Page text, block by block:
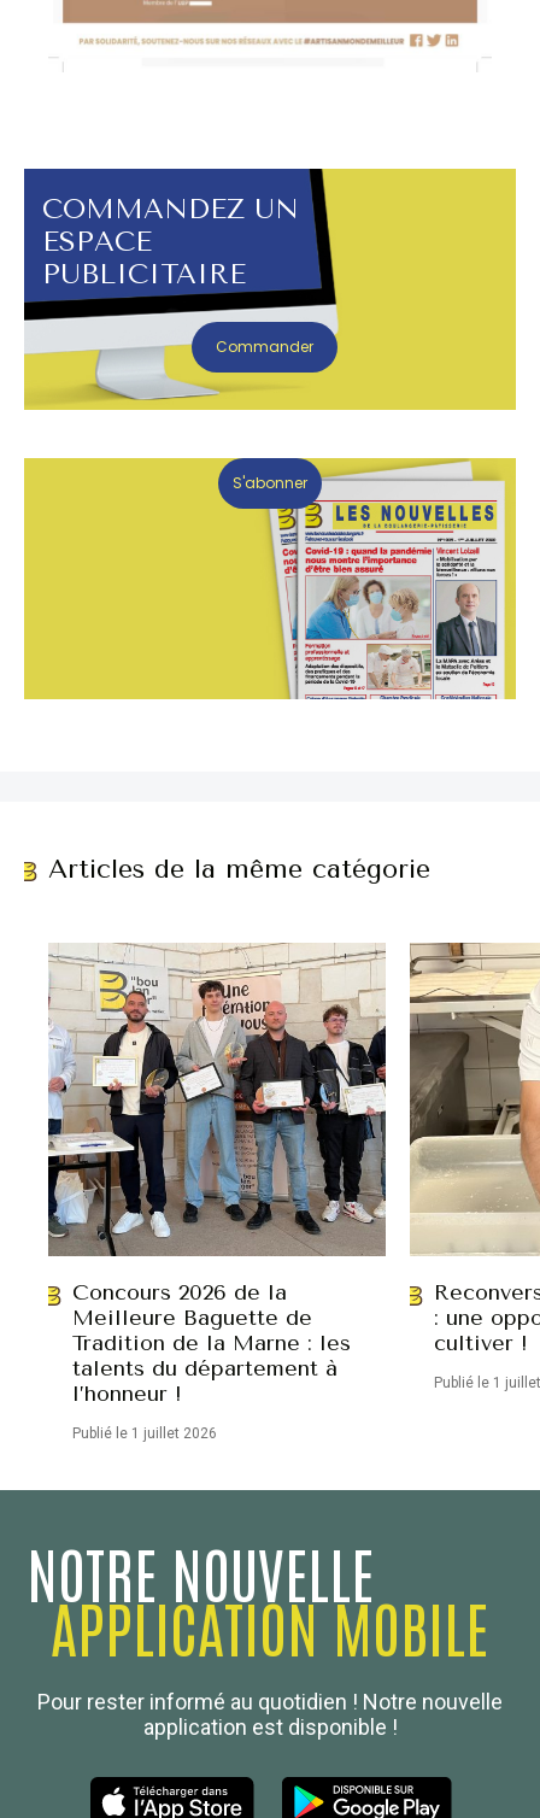
COMMANDEZ UN
ESPACE
PUBLICITAIRE
Commander
S'abonner
Articles de la même catégorie
Concours 2026 de la
Meilleure Baguette de
Tradition de la Marne : les
talents du département à
l’honneur !
Publié le 1 juillet 2026
: une
cultiver !
Publié le 1
NOTRE NOUVELLE
APPLICATION MOBILE
Pour rester informé au quotidien ! Notre nouvelle
application est disponible !
Boulanger de France
Les Nouvelles de la Boulangerie-Pâtisserie Française
27, av d’Eylau - 75782 Paris Cédex 16